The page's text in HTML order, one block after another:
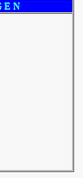
E N